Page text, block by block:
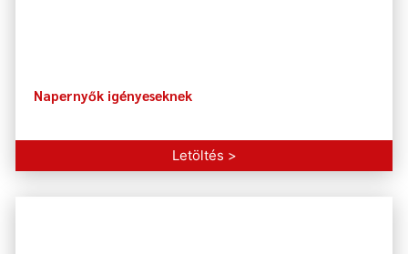
Napernyők igényeseknek
Letöltés >